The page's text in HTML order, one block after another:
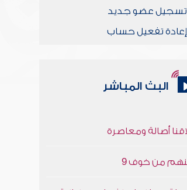
تسجيل عضو جديد
إعادة تفعيل حساب
البث المباشر